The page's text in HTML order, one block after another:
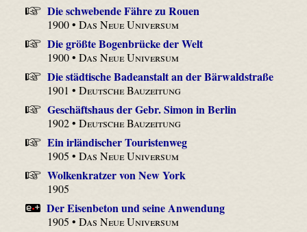
Die schwebende Fähre zu Rouen
1900 •Das Neue Universum
Die größte Bogenbrücke der Welt
1900 •Das Neue Universum
Die städtische Badeanstalt an der Bärwaldstraße
1901 •Deutsche Bauzeitung
Geschäftshaus der Gebr. Simon in Berlin
1902 •Deutsche Bauzeitung
Ein irländischer Touristenweg
1905 •Das Neue Universum
Wolkenkratzer von New York
1905
Der Eisenbeton und seine Anwendung
1905 •Das Neue Universum